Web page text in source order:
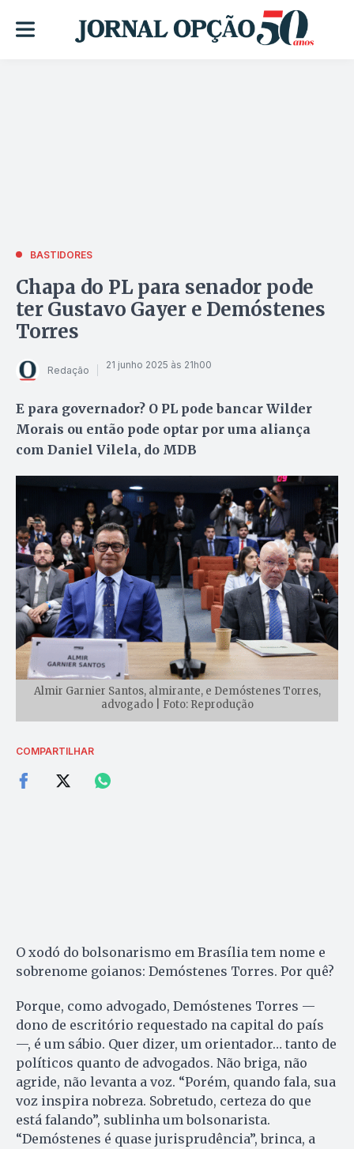
BASTIDORES
Chapa do PL para senador pode
ter Gustavo Gayer e Demóstenes
Torres
Redação 21 junho 2025 às 21h00
E para governador? O PL pode bancar Wilder
Morais ou então pode optar por uma aliança
com Daniel Vilela, do MDB
Almir Garnier Santos, almirante, e Demóstenes Torres,
advogado | Foto: Reprodução
COMPARTILHAR
O xodó do bolsonarismo em Brasília tem nome e
sobrenome goianos: Demóstenes Torres. Por quê?
Porque, como advogado, Demóstenes Torres —
dono de escritório requestado na capital do país
—, é um sábio. Quer dizer, um orientador… tanto de
políticos quanto de advogados. Não briga, não
agride, não levanta a voz. “Porém, quando fala, sua
voz inspira nobreza. Sobretudo, certeza do que
está falando”, sublinha um bolsonarista.
“Demóstenes é quase jurisprudência”, brinca, a